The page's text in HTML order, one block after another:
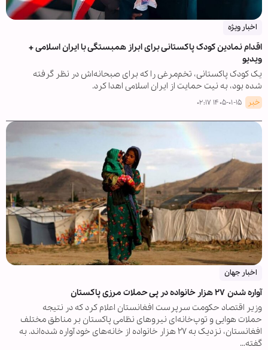
اخبار ویژه
اقدام نمادین کودک پاکستانی برای ابراز همبستگی با ایران اسلامی +
ویدیو
یک کودک پاکستانی، تخم‌مرغی را که برای صبحانه‌اش در نظر گرفته
شده بود، به نیت حمایت از ایران اسلامی اهدا کرد.
خبر ۱۴۰۵-۰۱-۱۵ ۰۲:۱۷
اخبار جهان
آواره شدن ۲۷ هزار خانواده در پی حملات مرزی پاکستان
وزیر اقتصاد حکومت سرپرست افغانستان اعلام کرد که در نتیجه
حملات هوایی و توپ‌خانه‌ای نیروهای نظامی پاکستان بر مناطق مختلف
افغانستان، نزدیک به ۲۷ هزار خانواده از خانه‌های خود آواره شده‌اند. به
گفته…